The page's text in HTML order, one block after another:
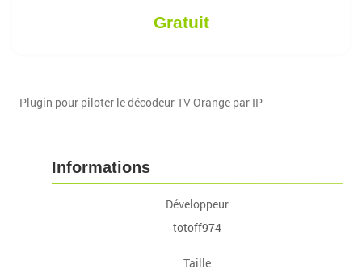
Gratuit
Plugin pour piloter le décodeur TV Orange par IP
Informations
Développeur
totoff974
Taille